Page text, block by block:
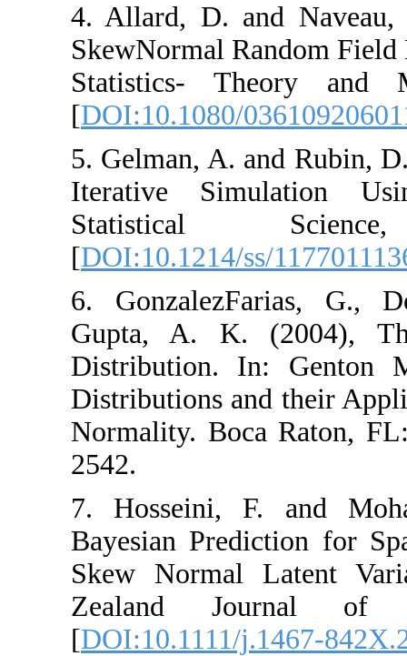
4. Allard, D.
SkewNormal
Statistics-
[DOI:10.1080/
5. Gelman, A.
Iterative
[DOI:10.1214/ss/
6.
Gupta, A. K.
Distribution.
Distributions and
Normality. Boca
7. Hosseini, F.
Bayesian
Skew Normal
Zealand
[DOI:10.1111/